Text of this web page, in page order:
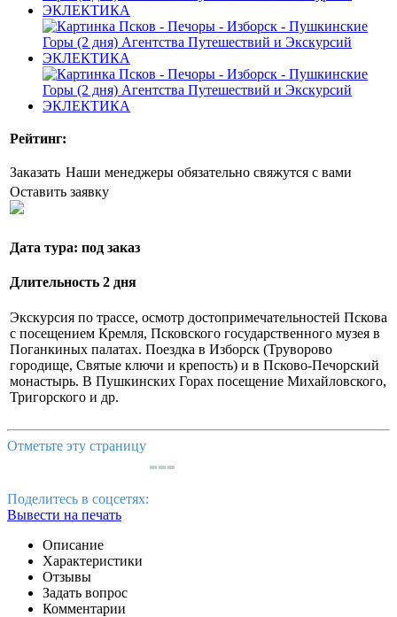
Рейтинг:
Заказать Наши менеджеры обязательно свяжутся с вами
Оставить заявку
Дата тура: под заказ
Длительность 2 дня
Экскурсия по трассе, осмотр достопримечательностей Пскова
с посещением Кремля, Псковского государственного музея в
Поганкиных палатах. Поездка в Изборск (Труворово
городище, Святые ключи и крепость) и в Псково-Печорский
монастырь. В Пушкинских Горах посещение Михайловского,
Тригорского и др.
Отметьте эту страницу
Поделитесь в соцсетях:
Вывести на печать
Описание
Характеристики
Отзывы
Задать вопрос
Комментарии